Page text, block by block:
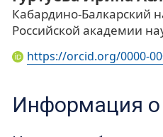
Кабардино-Балкарский
Российской академии
https://orcid.org/0000-
Информация о